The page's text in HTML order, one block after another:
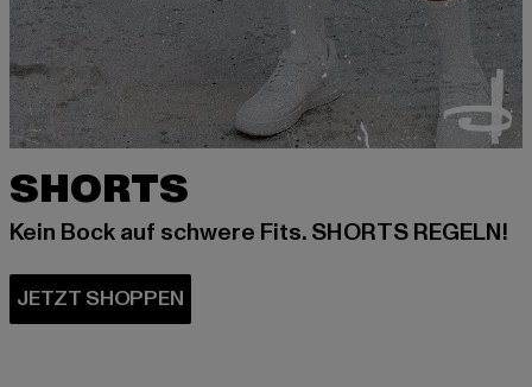
SHORTS
Kein Bock auf schwere Fits. SHORTS REGELN!